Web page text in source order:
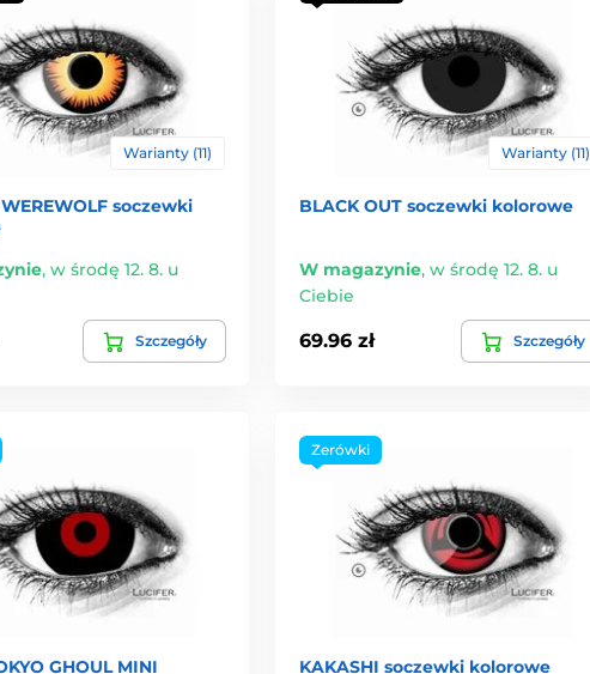
Warianty (11)
soczewki
, w środę 12. 8. u
Szczegóły
Warianty (11)
BLACK OUT soczewki kolorowe
W magazynie, w środę 12. 8. u
Ciebie
69.96 zł Szczegóły
GHOUL MINI
Zerówki
KAKASHI soczewki kolorowe